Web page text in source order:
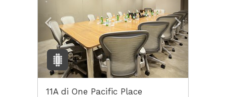
11A di One Pacific Place